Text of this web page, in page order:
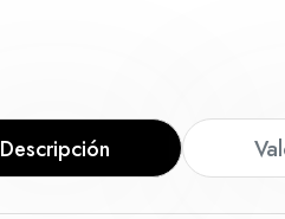
Descripción